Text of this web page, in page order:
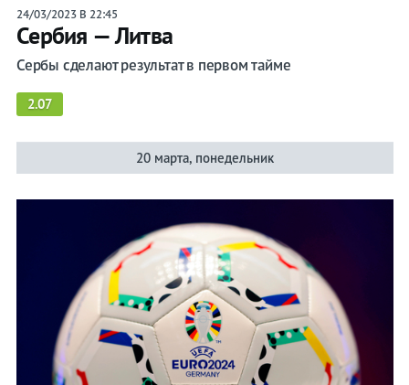
24/03/2023 В 22:45
Сербия — Литва
Сербы сделают результат в первом тайме
2.07
20 марта, понедельник